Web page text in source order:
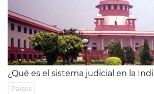
¿Qué es el sistema judicial en la
Países